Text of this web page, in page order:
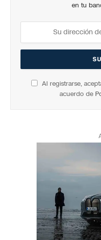
en tu
Al registrarse,
acuerdo de